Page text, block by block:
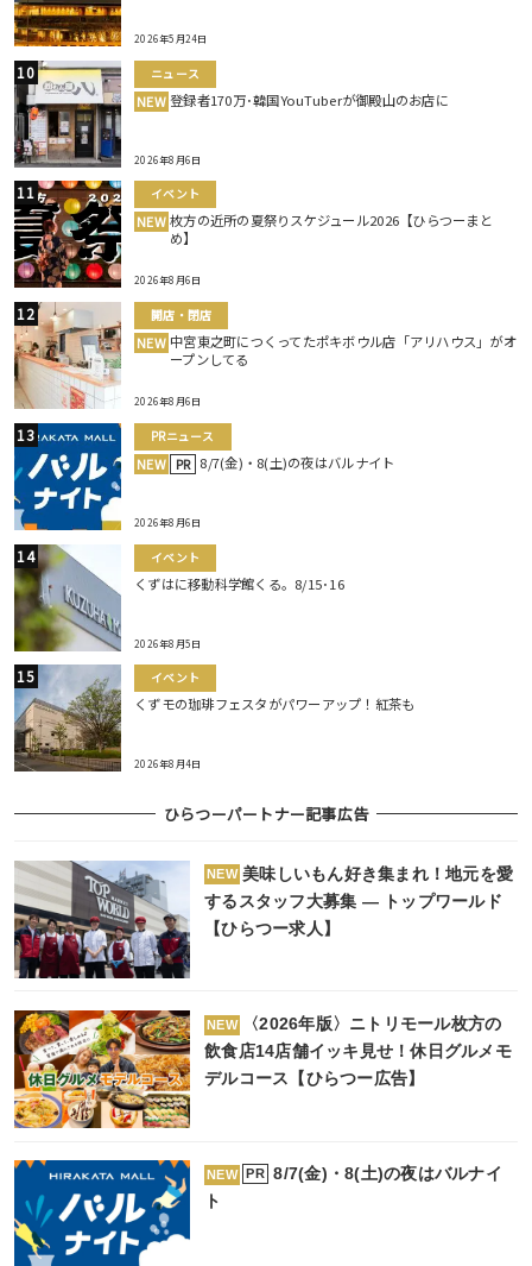
2026年5月24日
ニュース
NEW 登録者170万･韓国YouTuberが御殿山のお店に
2026年8月6日
イベント
NEW 枚方の近所の夏祭りスケジュール2026【ひらつーまと
め】
2026年8月6日
開店・閉店
NEW 中宮東之町につくってたポキボウル店「アリハウス」がオ
ープンしてる
2026年8月6日
PRニュース
NEW PR 8/7(金)・8(土)の夜はバルナイト
2026年8月6日
イベント
くずはに移動科学館くる。8/15･16
2026年8月5日
イベント
くずモの珈琲フェスタがパワーアップ！紅茶も
2026年8月4日
ひらつーパートナー記事広告
NEW 美味しいもん好き集まれ！地元を愛
するスタッフ大募集 ― トップワールド
【ひらつー求人】
NEW
〈2026年版〉ニトリモール枚方の
飲食店14店舗イッキ見せ！休日グルメモ
デルコース【ひらつー広告】
NEW PR
8/7(金)・8(土)の夜はバルナイ
ト